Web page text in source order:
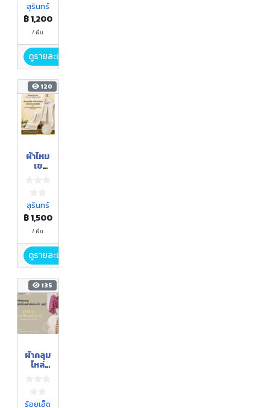
สุรินทร์
฿ 1,200
/ ผืน
ดูรายละเอียด
120
ผ้าไหม
เข
สุรินทร์
฿ 1,500
/ ผืน
ดูรายละเอียด
135
ผ้าคลุม
ไหล่
าติ
ร้อยเอ็ด